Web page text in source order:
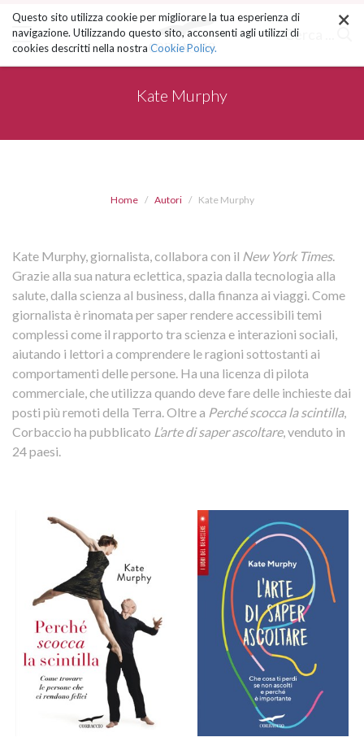
ai
contenuti.
|
Salta
Cerca ... ×
Questo sito utilizza cookie per migliorare la tua esperienza di
navigazione. Utilizzando questo sito, acconsenti agli utilizzi di
cookies descritti nella nostra Cookie Policy.
Kate Murphy
Home Autori Kate Murphy
Kate Murphy, giornalista, collabora con il New York Times.
Grazie alla sua natura eclettica, spazia dalla tecnologia alla
salute, dalla scienza al business, dalla finanza ai viaggi. Come
giornalista è rinomata per saper rendere accessibili temi
complessi come il rapporto tra scienza e interazioni sociali,
aiutando i lettori a comprendere le ragioni sottostanti ai
comportamenti delle persone. Ha una licenza di pilota
commerciale, che utilizza quando deve fare delle inchieste dai
posti più remoti della Terra. Oltre a Perché scocca la scintilla,
Corbaccio ha pubblicato L’arte disaperascoltare, venduto in
24 paesi.